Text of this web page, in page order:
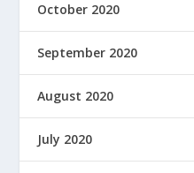
October 2020
September 2020
August 2020
July 2020